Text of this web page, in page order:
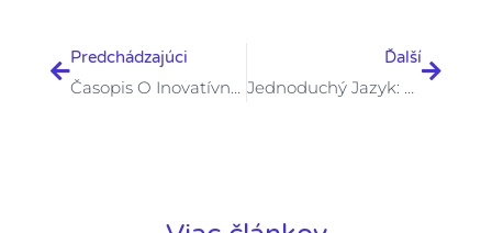
Predchádzajúci Ďalší